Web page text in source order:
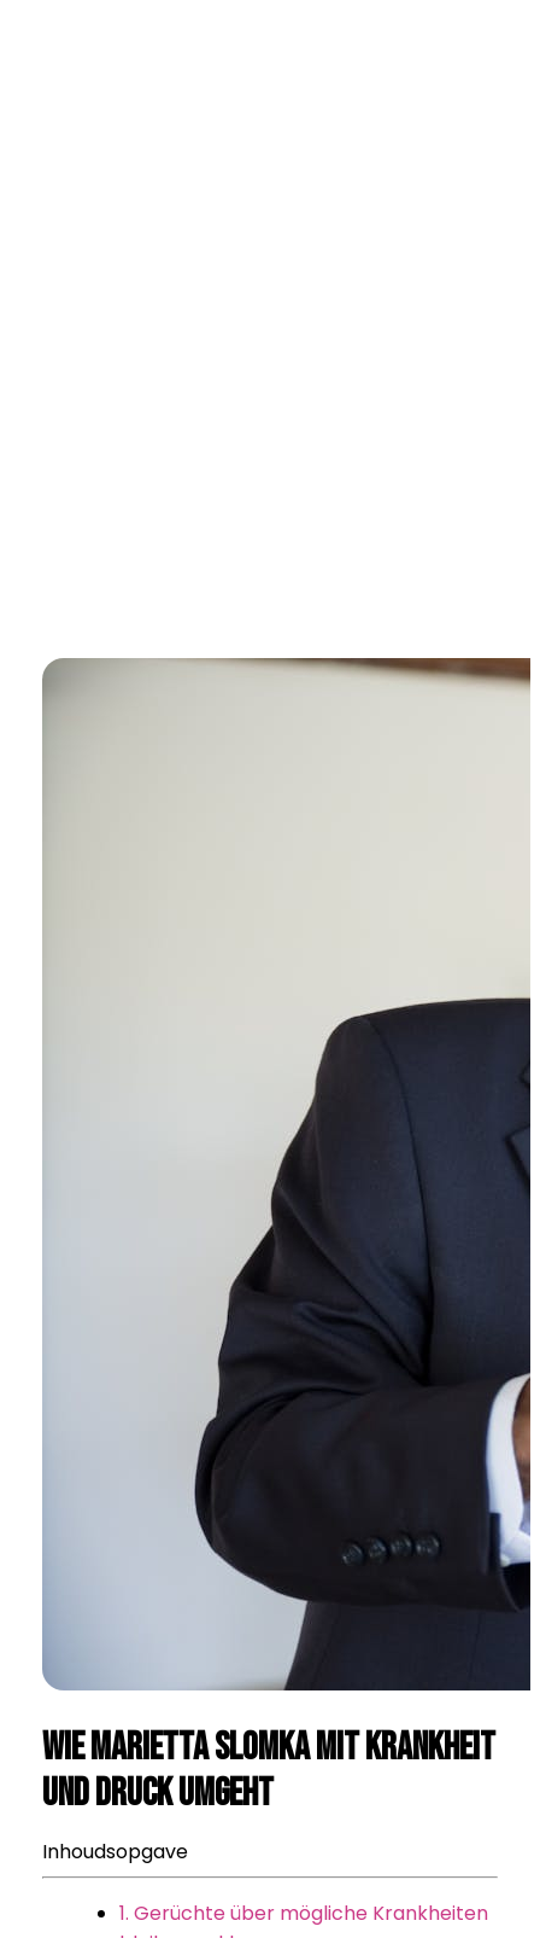
Wie Marietta Slomka mit Krankheit
und Druck umgeht
Inhoudsopgave
1. Gerüchte über mögliche Krankheiten